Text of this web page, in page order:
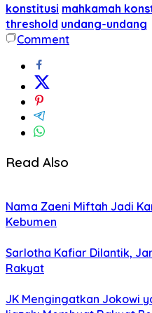
konstitusi mahkamah
threshold undang-undang
Comment
Read Also
Nama Zaeni Miftah Jadi
Kebumen
Sarlotha Kafiar Dilantik,
Rakyat
JK Mengingatkan Jokowi